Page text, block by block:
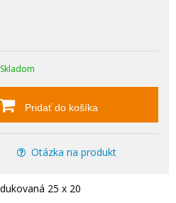
Skladom
Pridať do košíka
Otázka na produkt
25 x 20